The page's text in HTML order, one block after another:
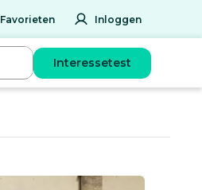
Favorieten Inloggen
Interessetest